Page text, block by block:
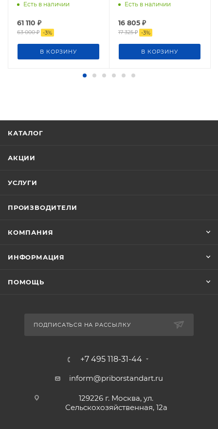
Есть в наличии
61 110 ₽
63 000₽ -3%
В КОРЗИНУ
Есть в наличии
16 805 ₽
17 325₽ -3%
В КОРЗИНУ
КАТАЛОГ
АКЦИИ
УСЛУГИ
ПРОИЗВОДИТЕЛИ
КОМПАНИЯ
ИНФОРМАЦИЯ
ПОМОЩЬ
ПОДПИСАТЬСЯ НА РАССЫЛКУ
+7 495 118-31-44
inform@priborstandart.ru
129226 г. Москва, ул.
Сельскохозяйственная, 12а